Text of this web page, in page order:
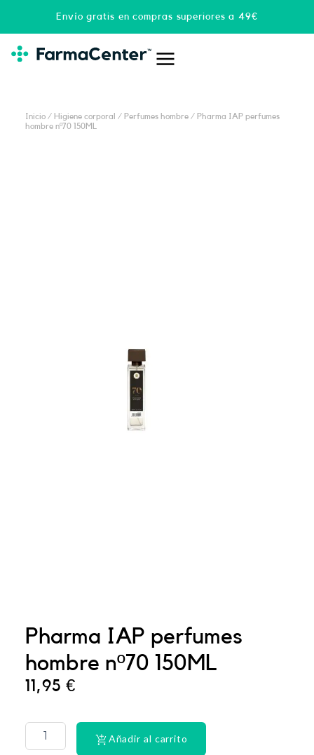
Envío gratis en compras superiores a 49€
Inicio / Higiene corporal / Perfumes hombre / Pharma IAP perfumes
hombre nº70 150ML
Pharma IAP perfumes
hombre nº70 150ML
11,95€
ULTRA
HEAT
PLUS
Añadir al carrito